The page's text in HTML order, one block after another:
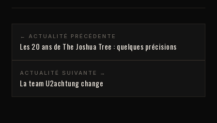
← ACTUALITÉ PRÉCÉDENTE
Les 20 ans de The Joshua Tree : quelques précisions
ACTUALITÉ SUIVANTE →
La team U2achtung change